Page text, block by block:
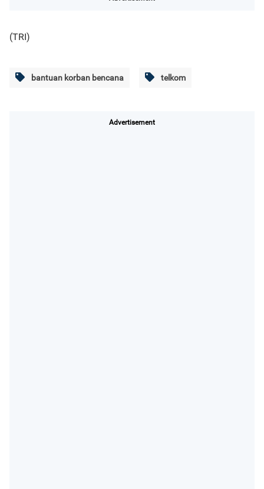
(TRI)
bantuan korban bencana telkom
Advertisement